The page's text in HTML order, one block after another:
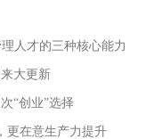
人才的三种核心能力
大更新
“创业”选择
更在意生产力提升